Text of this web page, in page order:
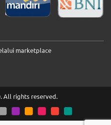
marketplace
All rights reserved.